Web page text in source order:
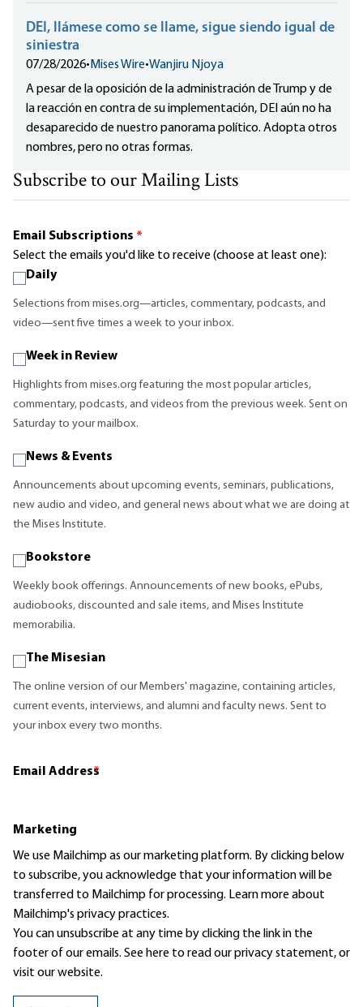
DEI, llámese como se llame, sigue siendo igual de
siniestra
07/28/2026• Mises Wire•Wanjiru Njoya
A pesar de la oposición de la administración de Trump y de
la reacción en contra de su implementación, DEI aún no ha
desaparecido de nuestro panorama político. Adopta otros
nombres, pero no otras formas.
Subscribe to our Mailing Lists
Email Subscriptions *
Select the emails you'd like to receive (choose at least one):
Daily
Selections from mises.org—articles, commentary, podcasts, and
video—sent five times a week to your inbox.
Week in Review
Highlights from mises.org featuring the most popular articles,
commentary, podcasts, and videos from the previous week. Sent on
Saturday to your mailbox.
News & Events
Announcements about upcoming events, seminars, publications,
new audio and video, and general news about what we are doing at
the Mises Institute.
Bookstore
Weekly book offerings. Announcements of new books, ePubs,
audiobooks, discounted and sale items, and Mises Institute
memorabilia.
The Misesian
The online version of our Members' magazine, containing articles,
current events, interviews, and alumni and faculty news. Sent to
your inbox every two months.
Email Address
*
Marketing
We use Mailchimp as our marketing platform. By clicking below
to subscribe, you acknowledge that your information will be
transferred to Mailchimp for processing. Learn moreabout
Mailchimp's privacy practices.
You can unsubscribe at any time by clicking the link in the
footer of our emails. See here to read ourprivacy statement, or
visit our website.